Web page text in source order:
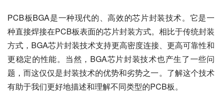
PCB板BGA是一种现代的、高效的芯片封装技术。它是一
种直接焊接在PCB板表面的芯片封装方式。相比于传统封装
方式，BGA芯片封装技术支持更高密度连接、更高可靠性和
更稳定的性能。当然，BGA芯片封装技术也产生了一些问
题，而这仅仅是封装技术的优势和劣势之一。了解这个技术
有助于我们更好地描述和理解不同类型的PCB板。